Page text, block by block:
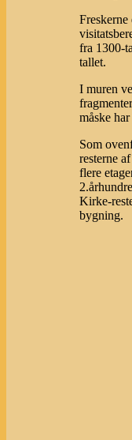
fra 1300-
tallet.
I muren
måske
Som
resterne
flere
Kirke-
bygning.